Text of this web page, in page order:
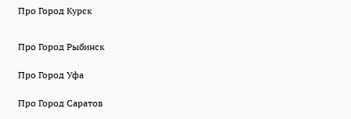
Про Город Курск
Про Город Рыбинск
Про Город Уфа
Про Город Саратов